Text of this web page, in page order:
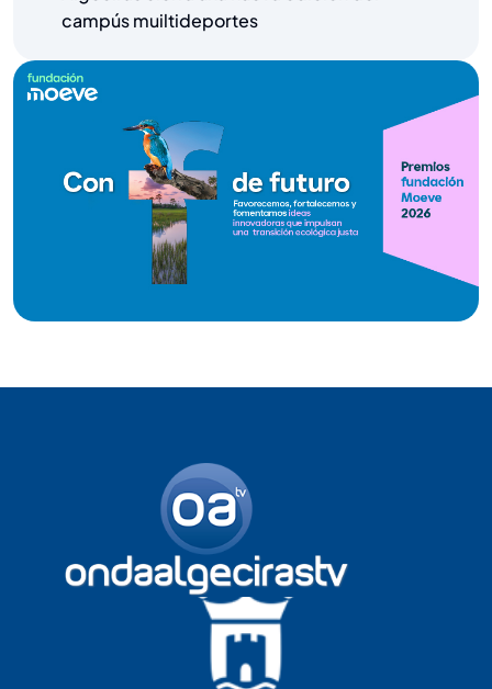
campús muiltideportes